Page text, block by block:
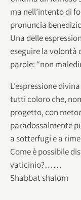
ma nell’intento di
pronuncia
Una delle
eseguire la volontà
parole: “non
L’espressione
tutti coloro che,
progetto, con
paradossalmente
a sotterfugi e a
Come è possibile
vaticinio?……
Shabbat shalom